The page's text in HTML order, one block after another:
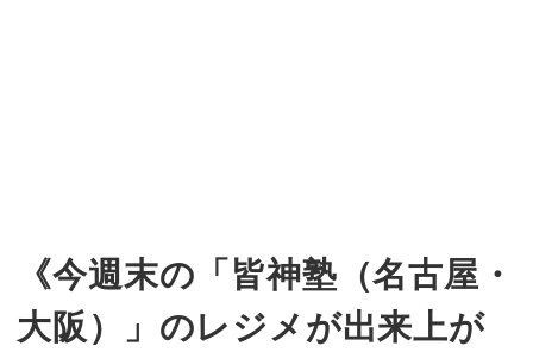
《今週末の「皆神塾（名古屋・
大阪）」のレジメが出来上が